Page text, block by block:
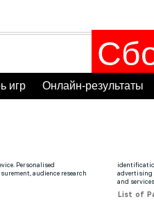
игр Онлайн-результаты